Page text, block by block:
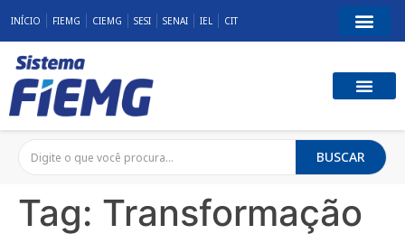
INÍCIO FIEMG CIEMG SESI SENAI IEL CIT
BUSCAR
Tag: Transformação